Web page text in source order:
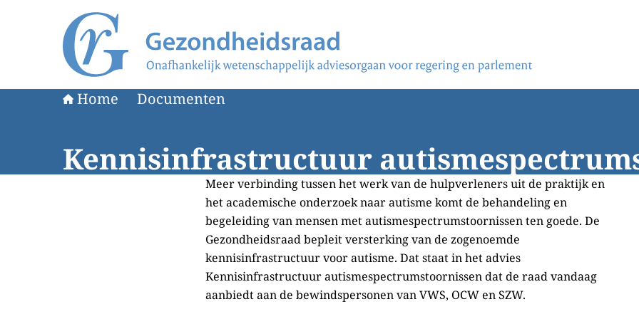
Naar de homepage van Gezondheidsraad
Home Documenten
Kennisinfrastructuur
Meer verbinding tussen het werk van de hulpverleners uit de praktijk en
het academische onderzoek naar autisme komt de behandeling en
begeleiding van mensen met autismespectrumstoornissen ten goede. De
Gezondheidsraad bepleit versterking van de zogenoemde
kennisinfrastructuur voor autisme. Dat staat in het advies
Kennisinfrastructuur autismespectrumstoornissen dat de raad vandaag
aanbiedt aan de bewindspersonen van VWS, OCW en SZW.